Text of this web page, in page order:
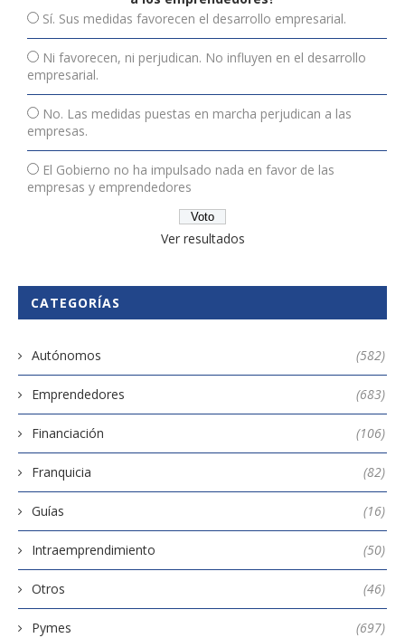
Sí. Sus medidas favorecen el desarrollo empresarial.
Ni favorecen, ni perjudican. No influyen en el desarrollo
empresarial.
No. Las medidas puestas en marcha perjudican a las
empresas.
El Gobierno no ha impulsado nada en favor de las
empresas y emprendedores
Ver resultados
CATEGORÍAS
Autónomos (582)
Emprendedores (683)
Financiación (106)
Franquicia (82)
Guías (16)
Intraemprendimiento (50)
Otros (46)
Pymes (697)